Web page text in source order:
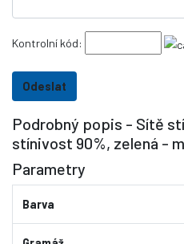
Kontrolní kód:
Podrobný popis - Sítě
stínivost 90%, zelená -
Parametry
Barva